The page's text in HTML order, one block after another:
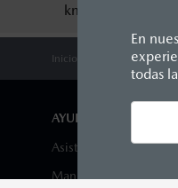
En
todas
km
Inicio Propietarios
AYUDA Y SOPORTE
Asistencia vial
Manuales del
1